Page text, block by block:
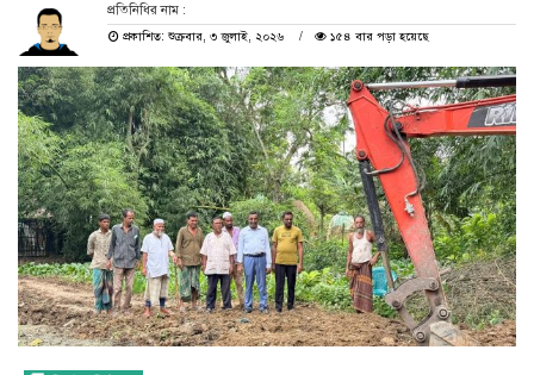
প্রতিনিধির নাম :
প্রকাশিত: শুক্রবার, ৩ জুলাই, ২০২৬
১৫৪ বার পড়া হয়েছে